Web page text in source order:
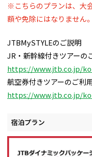
※こちらのプランは、大
額や免除にはなりません。
JTBMySTYLEのご説明
JR・新幹線付きツアーの
https://www.jtb.co.jp/
航空券付きツアーのご利
https://www.jtb.co.jp/
宿泊プラン